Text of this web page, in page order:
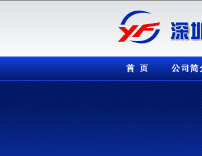
首页 公司简介 资质证书